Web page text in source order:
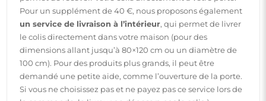
Pour rendre le montage et l’utilisation de notre miroir
simples et sans souci, nous avons préparé des instructions
détaillées pour vous. Vous y trouverez toutes les étapes
nécessaires pour un montage correct du miroir, ainsi que
des conseils pour son entretien, nettoyage et
maintenance, afin de profiter de son aspect parfait